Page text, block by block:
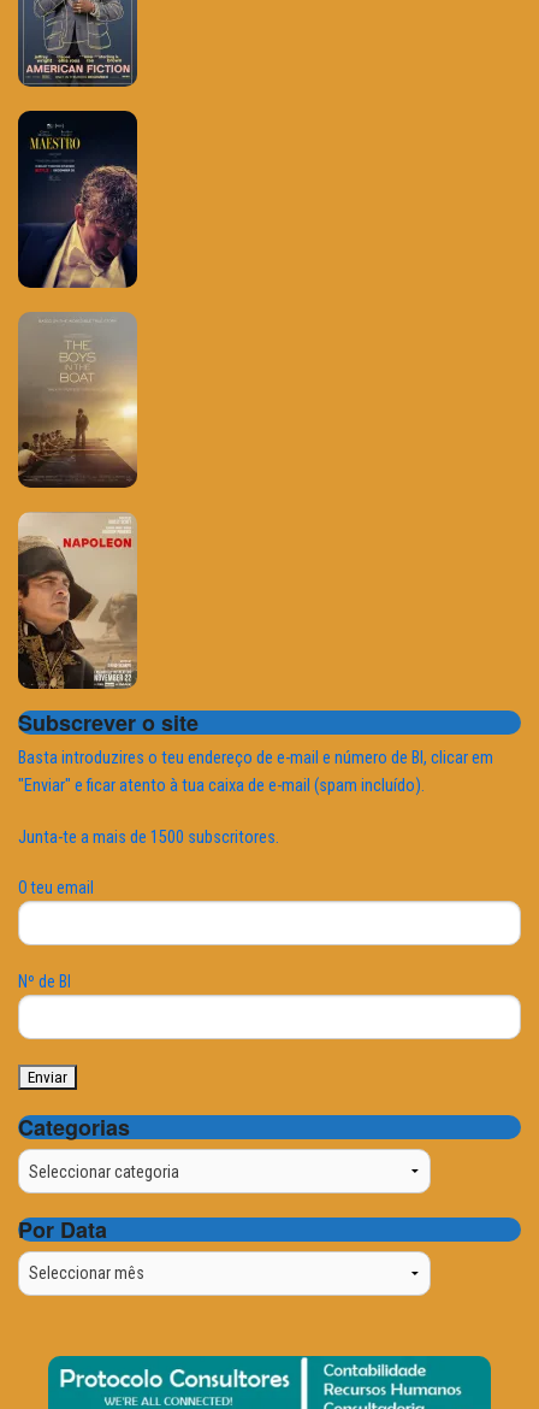
Subscrever o site
Basta introduzires o teu endereço de e-mail e número de BI, clicar em
"Enviar" e ficar atento à tua caixa de e-mail (spam incluído).
Junta-te a mais de 1500 subscritores.
O teu email
Nº de BI
Categorias
Categorias
Por Data
Por
Data